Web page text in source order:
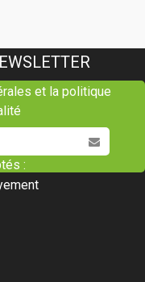
et la politique
: